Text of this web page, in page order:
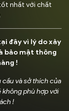
nhất với chất
đây vì lý do xảy
bảo mật thông
!
và sở thích của
phù hợp với
!